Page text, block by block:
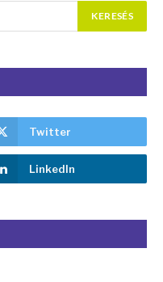
Twitter
LinkedIn